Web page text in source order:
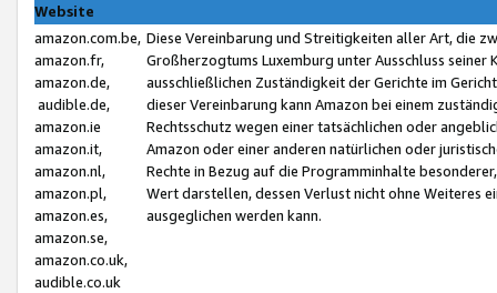
Website
amazon.com.be,
amazon.fr,
amazon.de,
audible.de,
amazon.ie
amazon.it,
amazon.nl,
amazon.pl,
amazon.es,
amazon.se,
amazon.co.uk,
audible.co.uk
Diese Vereinbarung und Streitigkeiten aller Art, die
Großherzogtums Luxemburg unter Ausschluss
ausschließlichen Zuständigkeit der Gerichte im
dieser Vereinbarung kann Amazon bei einem
Rechtsschutz wegen einer tatsächlichen oder
Amazon oder einer anderen natürlichen oder
Rechte in Bezug auf die Programminhalte
Wert darstellen, dessen Verlust nicht ohne Weiteres
ausgeglichen werden kann.